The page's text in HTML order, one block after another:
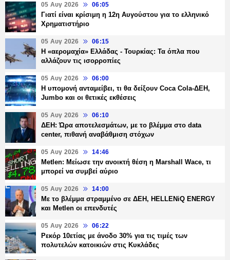
05 Αυγ 2026 06:05
Γιατί είναι κρίσιμη η 12η Αυγούστου για το ελληνικό
Χρηματιστήριο
05 Αυγ 2026 06:15
Η «αερομαχία» Ελλάδας - Τουρκίας: Τα όπλα που
αλλάζουν τις ισορροπίες
05 Αυγ 2026 06:00
Η υπομονή ανταμείβει, τι θα δείξουν Coca Cola-ΔΕΗ,
Jumbo και οι θετικές εκθέσεις
05 Αυγ 2026 06:10
ΔΕΗ: Ώρα αποτελεσμάτων, με το βλέμμα στο data
center, πιθανή αναβάθμιση στόχων
05 Αυγ 2026 14:46
Metlen: Μείωσε την ανοικτή θέση η Marshall Wace, τι
μπορεί να συμβεί αύριο
05 Αυγ 2026 14:00
Με το βλέμμα στραμμένο σε ΔΕΗ, HELLENiQ ENERGY
και Metlen οι επενδυτές
05 Αυγ 2026 06:22
Ρεκόρ 10ετίας με άνοδο 30% για τις τιμές των
πολυτελών κατοικιών στις Κυκλάδες